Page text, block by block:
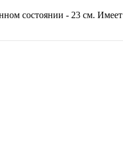
состоянии - 23 см.